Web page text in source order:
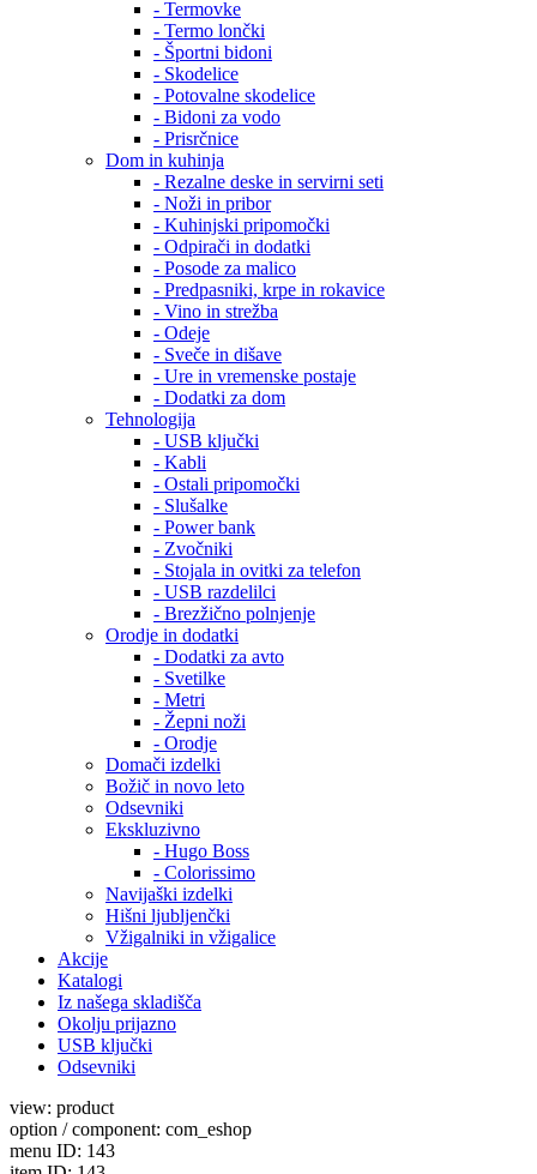
- Termovke
- Termo lončki
- Športni bidoni
- Skodelice
- Potovalne skodelice
- Bidoni za vodo
- Prisrčnice
Dom in kuhinja
- Rezalne deske in servirni seti
- Noži in pribor
- Kuhinjski pripomočki
- Odpirači in dodatki
- Posode za malico
- Predpasniki, krpe in rokavice
- Vino in strežba
- Odeje
- Sveče in dišave
- Ure in vremenske postaje
- Dodatki za dom
Tehnologija
- USB ključki
- Kabli
- Ostali pripomočki
- Slušalke
- Power bank
- Zvočniki
- Stojala in ovitki za telefon
- USB razdelilci
- Brezžično polnjenje
Orodje in dodatki
- Dodatki za avto
- Svetilke
- Metri
- Žepni noži
- Orodje
Domači izdelki
Božič in novo leto
Odsevniki
Ekskluzivno
- Hugo Boss
- Colorissimo
Navijaški izdelki
Hišni ljubljenčki
Vžigalniki in vžigalice
Akcije
Katalogi
Iz našega skladišča
Okolju prijazno
USB ključki
Odsevniki
view: product
option / component: com_eshop
menu ID: 143